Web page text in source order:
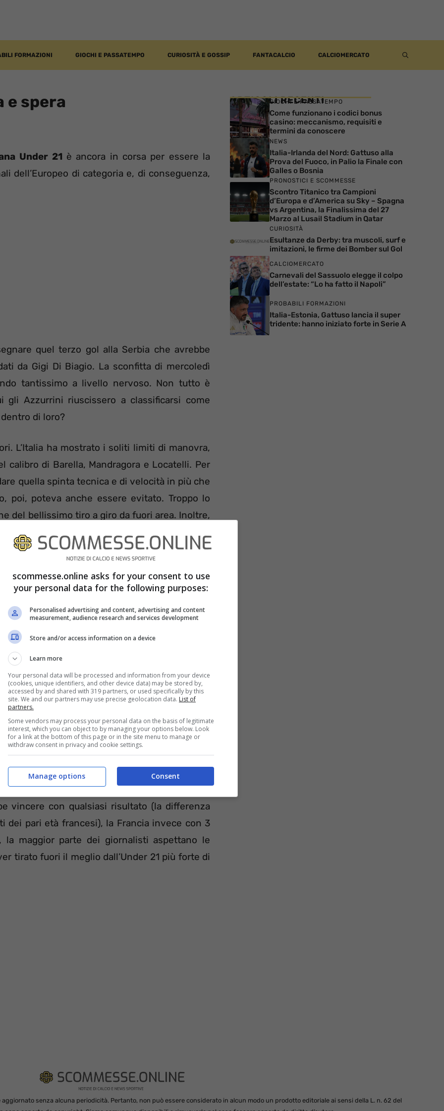
FORMAZIONI GIOCHI E PASSATEMPO CURIOSITÀ E GOSSIP FANTACALCIO CALCIOMERCATO
e spera
Under 21 è ancora in corsa per essere la
dell’Europeo di categoria e, di conseguenza,
quel terzo gol alla Serbia che avrebbe
da Gigi Di Biagio. La sconfitta di mercoledì
tantissimo a livello nervoso. Non tutto è
Azzurrini riuscissero a classificarsi come
di loro?
L’Italia ha mostrato i soliti limiti di manovra,
di Barella, Mandragora e Locatelli. Per
quella spinta tecnica e di velocità in più che
poi, poteva anche essere evitato. Troppo lo
del bellissimo tiro a giro da fuori area. Inoltre,
altri gol, gli Azzurrini hanno rallentato
mostra una condizione fisica generale non
entrambe in testa al girone C con 6 punti. Un
il “biscotto” in stile Euro 2004 sembra
Nazionali giochino per vincere e conquistare il
vincere con qualsiasi risultato (la differenza
pari età francesi), la Francia invece con 3
maggior parte dei giornalisti aspettano le
tirato fuori il meglio dall’Under 21 più forte di
ARTICOLI RECENTI
GIOCHI E PASSATEMPO
Come funzionano i codici bonus
casino: meccanismo, requisiti e
termini da conoscere
NEWS
Italia-Irlanda del Nord: Gattuso alla
Prova del Fuoco, in Palio la Finale con
Galles o Bosnia
PRONOSTICI E SCOMMESSE
Scontro Titanico tra Campioni
d’Europa e d’America su Sky – Spagna
vs Argentina, la Finalissima del 27
Marzo al Lusail Stadium in Qatar
CURIOSITÀ
Esultanze da Derby: tra muscoli, surf e
imitazioni, le firme dei Bomber sul Gol
CALCIOMERCATO
Carnevali del Sassuolo elegge il colpo
dell’estate: “Lo ha fatto il Napoli”
PROBABILI FORMAZIONI
Italia-Estonia, Gattuso lancia il super
tridente: hanno iniziato forte in Serie A
senza alcuna periodicità. Pertanto, non può essere considerato in alcun modo un prodotto editoriale ai sensi della L. n. 62 del
scommesse.online asks for your consent to use
your personal data for the following purposes:
Personalised advertising and content, advertising and content
measurement, audience research and services development
Store and/or access information on a device
Learn more
Your personal data will be processed and information from your device
(cookies, unique identifiers, and other device data) may be stored by,
accessed by and shared with 319 partners, or used specifically by this
site. We and our partners may use precise geolocation data. List of
partners.
Some vendors may process your personal data on the basis of legitimate
interest, which you can object to by managing your options below. Look
for a link at the bottom of this page or in the site menu to manage or
withdraw consent in privacy and cookie settings.
Consent
Manage options